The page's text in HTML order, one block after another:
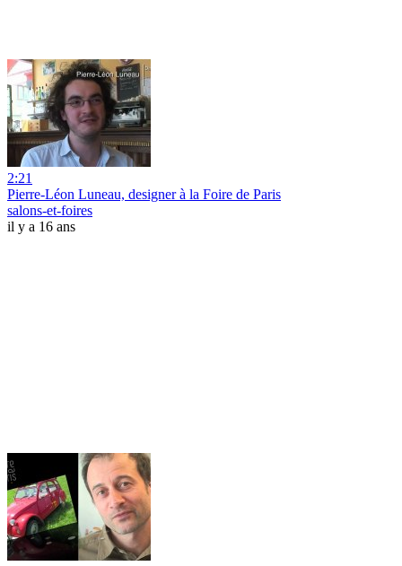
2:21
Pierre-Léon Luneau, designer à la Foire de Paris
salons-et-foires
il y a 16 ans